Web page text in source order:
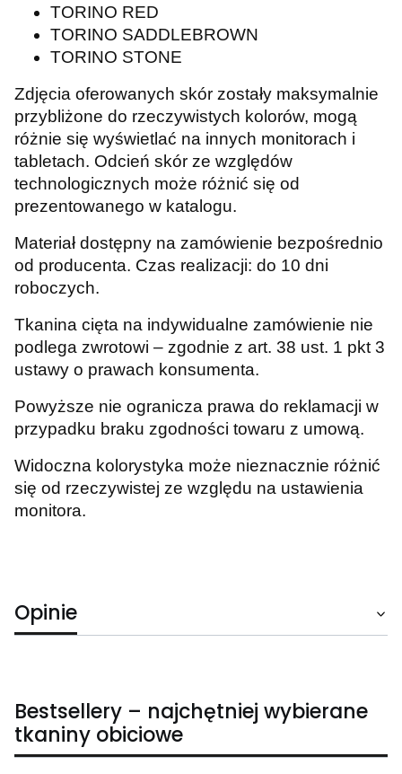
TORINO RED
TORINO SADDLEBROWN
TORINO STONE
Zdjęcia oferowanych skór zostały maksymalnie
przybliżone do rzeczywistych kolorów, mogą
różnie się wyświetlać na innych monitorach i
tabletach. Odcień skór ze względów
technologicznych może różnić się od
prezentowanego w katalogu.
Materiał dostępny na zamówienie bezpośrednio
od producenta. Czas realizacji: do 10 dni
roboczych.
Tkanina cięta na indywidualne zamówienie nie
podlega zwrotowi – zgodnie z art. 38 ust. 1 pkt 3
ustawy o prawach konsumenta.
Powyższe nie ogranicza prawa do reklamacji w
przypadku braku zgodności towaru z umową.
Widoczna kolorystyka może nieznacznie różnić
się od rzeczywistej ze względu na ustawienia
monitora.
Opinie
Bestsellery – najchętniej wybierane
tkaniny obiciowe